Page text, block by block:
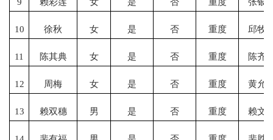
10 徐秋 女 是 否 重度 邱牧
11 陈其典 女 是 否 重度 陈齐
12 周梅 女 是 否 重度 黄允
13 赖双穗 男 是 否 重度 赖文